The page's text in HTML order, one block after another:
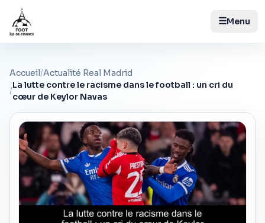
☰Menu
Accueil/Actualité Real Madrid
/
La lutte contre le racisme dans le football : un cri du
cœur de Keylor Navas